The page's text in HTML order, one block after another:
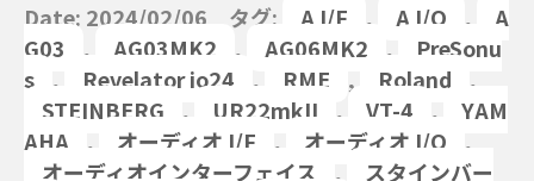
Date: 2024/02/06 タグ: A I/F , A I/O ,
A
G03
, AG03MK2 , AG06MK2 ,
PreSonu
s
, Revelator io24 , RME , Roland
,
STEINBERG
, UR22mkII , VT-4 ,
YAM
AHA
, オーディオ I/F , オーディオ I/O
,
オーディオインターフェイス
,
スタインバー